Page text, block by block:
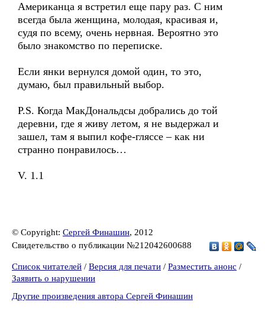
Американца я встретил еще пару раз. С ним
всегда была женщина, молодая, красивая и,
судя по всему, очень нервная. Вероятно это
было знакомство по переписке.
Если янки вернулся домой один, то это,
думаю, был правильный выбор.
P.S. Когда МакДональдсы добрались до той
деревни, где я живу летом, я не выдержал и
зашел, там я выпил кофе-гляссе – как ни
странно понравилось…
V. 1.1
© Copyright: Сергей Финашин, 2012
Свидетельство о публикации №212042600688
Список читателей / Версия для печати / Разместить анонс /
Заявить о нарушении
Другие произведения автора Сергей Финашин